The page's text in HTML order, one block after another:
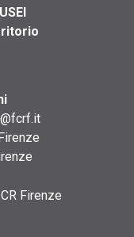
Firenze